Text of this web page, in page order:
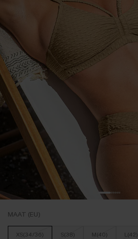
MAAT (EU)
XS(34/36) S(38) M(40) L(42)